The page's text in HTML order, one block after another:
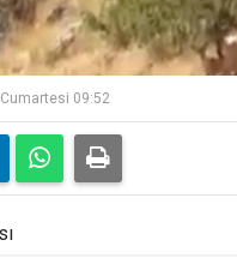
09:52